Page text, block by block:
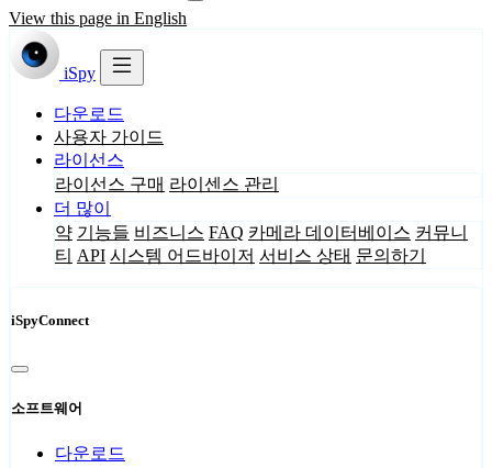
View this page in English
iSpy
다운로드
사용자 가이드
라이선스
라이선스 구매 라이센스 관리
더 많이
약 기능들 비즈니스 FAQ 카메라 데이터베이스 커뮤니
티 API 시스템 어드바이저 서비스 상태 문의하기
iSpyConnect
소프트웨어
다운로드